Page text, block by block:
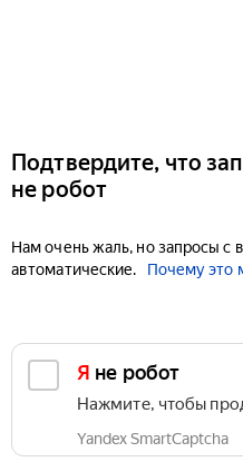
Подтвердите, что
не робот
Нам очень жаль, но запросы с
автоматические.
Почему это
Я не робот
Нажмите, чтобы
Yandex SmartCaptcha